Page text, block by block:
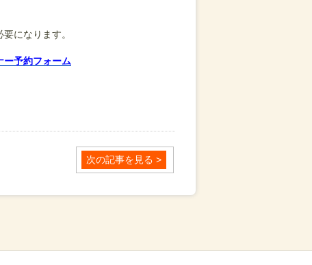
になります。
ー予約フォーム
次の記事を見る >